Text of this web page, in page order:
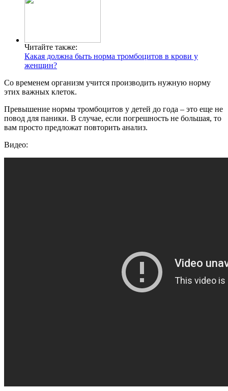
Читайте также:
Какая должна быть норма тромбоцитов в крови у
женщин?
Со временем организм учится производить нужную норму
этих важных клеток.
Превышение нормы тромбоцитов у детей до года – это еще не
повод для паники. В случае, если погрешность не большая, то
вам просто предложат повторить анализ.
Видео: